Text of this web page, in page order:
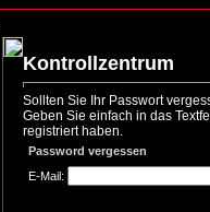
Kontrollzentrum
Sollten Sie Ihr Passwort
Geben Sie einfach in das
registriert haben.
Password vergessen
E-Mail: